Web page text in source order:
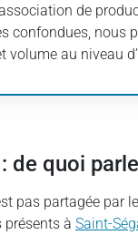
de
confondues, nous
volume au niveau
de quoi
pas partagée par
présents à Saint-